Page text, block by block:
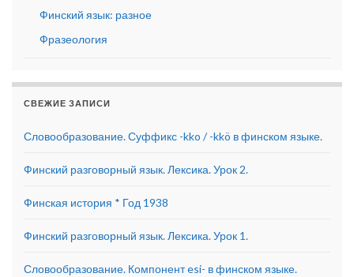
Финский язык: разное
Фразеология
СВЕЖИЕ ЗАПИСИ
Словообразование. Суффикс -kko / -kkö в финском языке.
Финский разговорный язык. Лексика. Урок 2.
Финская история * Год 1938
Финский разговорный язык. Лексика. Урок 1.
Словообразование. Компонент esi- в финском языке.